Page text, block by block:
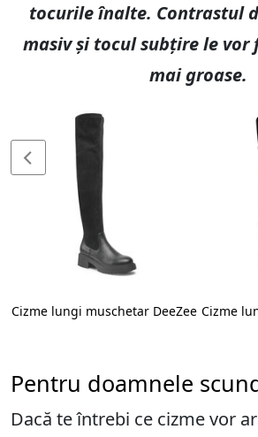
tocurile înalte. Contrastul
masiv și tocul subțire le vor
mai groase.
Cizme lungi muschetar DeeZee Cizme
Pentru doamnele
Dacă te întrebi ce cizme vor